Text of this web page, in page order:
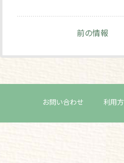
前の情報
お問い合わせ 利用